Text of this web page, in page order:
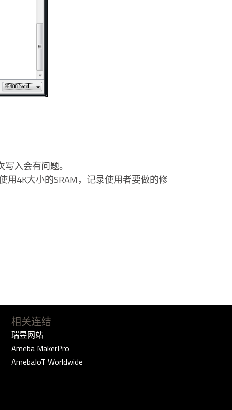
入会有问题。
用4K大小的SRAM，记录使用者要做的修
相关连结
瑞昱网站
Ameba MakerPro
AmebaIoT Worldwide